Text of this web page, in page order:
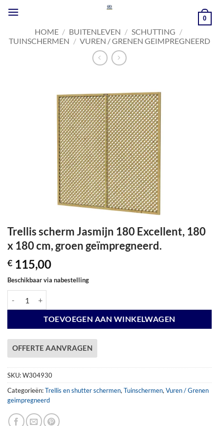
naar
0
HOME / BUITENLEVEN / SCHUTTING /
TUINSCHERMEN / VUREN / GRENEN GEIMPREGNEERD
Trellis scherm Jasmijn 180 Excellent, 180
x 180 cm, groen geïmpregneerd.
€ 115,00
Beschikbaar via nabestelling
TOEVOEGEN AAN WINKELWAGEN
OFFERTE AANVRAGEN
SKU:W304930
Categorieën:Trellis en shutter schermen, Tuinschermen, Vuren / Grenen
geimpregneerd